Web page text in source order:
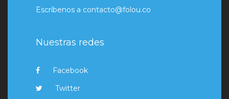
Escríbenos a contacto@folou.co
Nuestras redes
Facebook
Twitter